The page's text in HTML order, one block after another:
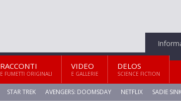
RACCONTI
E FUMETTI ORIGINALI
VIDEO
E GALLERIE
DELOS
SCIENCE FICTION
STAR TREK AVENGERS: DOOMSDAY NETFLIX SADIE